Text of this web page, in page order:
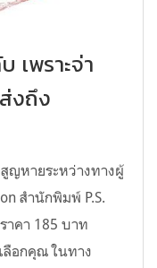
เพราะจ่า
งถึง
ญหายระหว่างทางผู้
สำนักพิมพ์ P.S.
าคา 185 บาท
อกคุณ ในทาง